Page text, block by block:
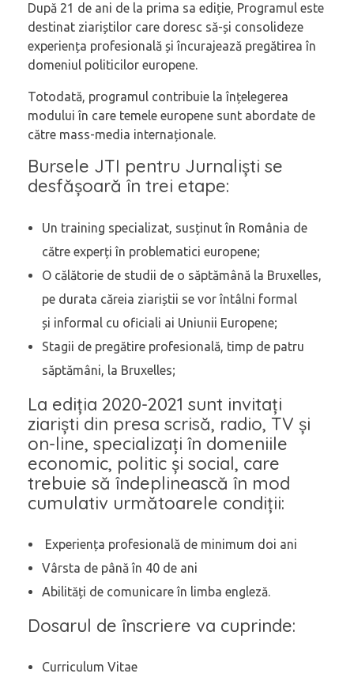
După 21 de ani de la prima sa ediție, Programul este
destinat ziariștilor care doresc să-și consolideze
experiența profesională și încurajează pregătirea în
domeniul politicilor europene.
Totodată, programul contribuie la înțelegerea
modului în care temele europene sunt abordate de
către mass-media internaționale.
Bursele JTI pentru Jurnaliști se
desfășoară în trei etape:
Un training specializat, susținut în România de
către experți în problematici europene;
O călătorie de studii de o săptămână la Bruxelles,
pe durata căreia ziariștii se vor întâlni formal
și informal cu oficiali ai Uniunii Europene;
Stagii de pregătire profesională, timp de patru
săptămâni, la Bruxelles;
La ediția 2020-2021 sunt invitați
ziariști din presa scrisă, radio, TV și
on-line, specializați în domeniile
economic, politic și social, care
trebuie să îndeplinească în mod
cumulativ următoarele condiții:
Experiența profesională de minimum doi ani
Vârsta de până în 40 de ani
Abilități de comunicare în limba engleză.
Dosarul de înscriere va cuprinde:
Curriculum Vitae